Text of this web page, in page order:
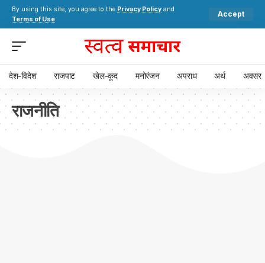
By using this site, you agree to the Privacy Policy and
Terms of Use.
Accept
देश-विदेश राजपाट खेल-कूद मनोरंजन अपराध अर्थ अवसर
राजनीति